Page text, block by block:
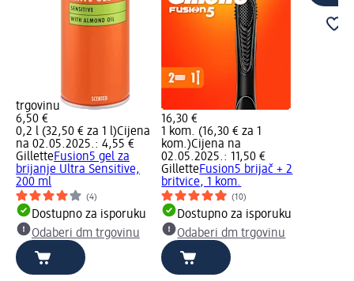
trgovinu
6,50 €
0,2 l (32,50 € za 1 l)Cijena
na 02.05.2025.: 4,55 €
GilletteFusion5 gel za
brijanje Ultra Sensitive,
200 ml
(4)
Dostupno za isporuku
Odaberi dm trgovinu
16,30 €
1 kom. (16,30 € za 1
kom.)Cijena na
02.05.2025.: 11,50 €
GilletteFusion5 brijač + 2
britvice, 1 kom.
(10)
Dostupno za isporuku
Odaberi dm trgovinu